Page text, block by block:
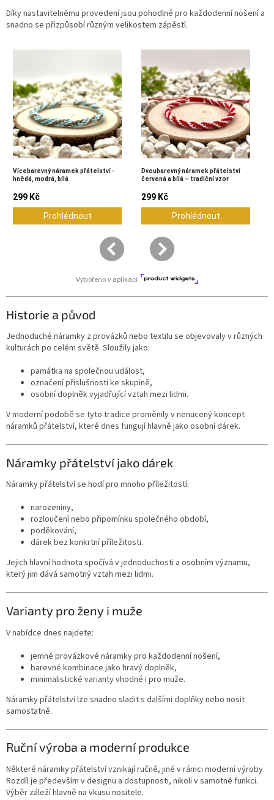
Díky nastavitelnému provedení jsou pohodlné pro každodenní nošení a
snadno se přizpůsobí různým velikostem zápěstí.
Historie a původ
Jednoduché náramky z provázků nebo textilu se objevovaly v různých
kulturách po celém světě. Sloužily jako:
památka na společnou událost,
označení příslušnosti ke skupině,
osobní doplněk vyjadřující vztah mezi lidmi.
V moderní podobě se tyto tradice proměnily v nenucený koncept
náramků přátelství, které dnes fungují hlavně jako osobní dárek.
Náramky přátelství jako dárek
Náramky přátelství se hodí pro mnoho příležitostí:
narozeniny,
rozloučení nebo připomínku společného období,
poděkování,
dárek bez konkrtní příležitosti.
Jejich hlavní hodnota spočívá v jednoduchosti a osobním významu,
který jim dává samotný vztah mezi lidmi.
Varianty pro ženy i muže
V nabídce dnes najdete:
jemné provázkové náramky pro každodenní nošení,
barevné kombinace jako hravý doplněk,
minimalistické varianty vhodné i pro muže.
Náramky přátelství lze snadno sladit s dalšími doplňky nebo nosit
samostatně.
Ruční výroba a moderní produkce
Některé náramky přátelství vznikají ručně, jiné v rámci moderní výroby.
Rozdíl je především v designu a dostupnosti, nikoli v samotné funkci.
Výběr záleží hlavně na vkusu nositele.